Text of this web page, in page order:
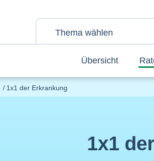
Thema wählen
Übersicht
1x1 der Erkrankung
1x1